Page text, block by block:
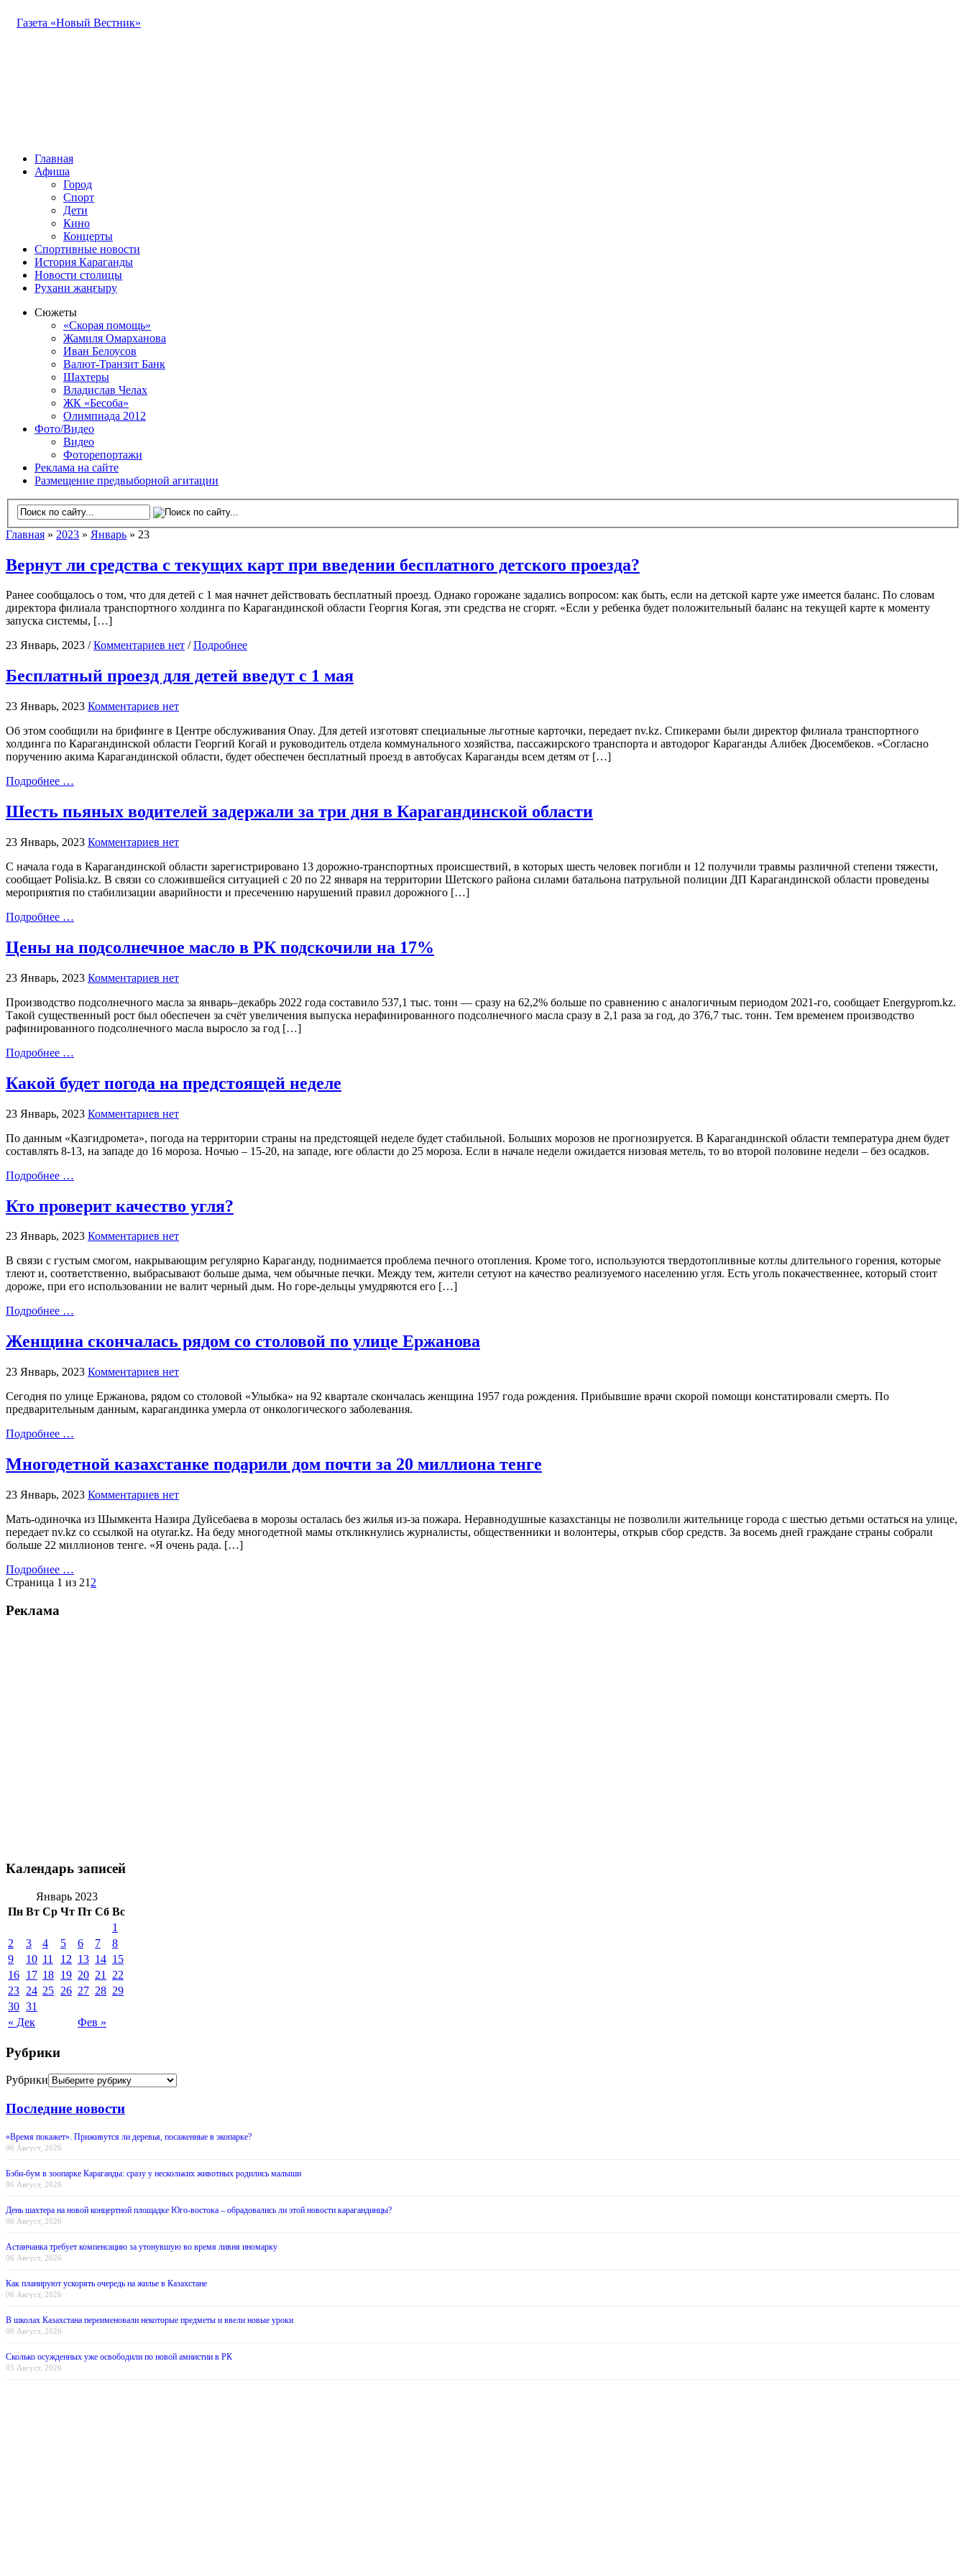
Газета «Новый Вестник»
Главная
Афиша
Город
Спорт
Дети
Кино
Концерты
Спортивные новости
История Караганды
Новости столицы
Рухани жаңғыру
Сюжеты
«Скорая помощь»
Жамиля Омарханова
Иван Белоусов
Валют-Транзит Банк
Шахтеры
Владислав Челах
ЖК «Бесоба»
Олимпиада 2012
Фото/Видео
Видео
Фоторепортажи
Реклама на сайте
Размещение предвыборной агитации
Главная » 2023 » Январь » 23
Вернут ли средства с текущих карт при введении бесплатного детского проезда?
Ранее сообщалось о том, что для детей с 1 мая начнет действовать бесплатный проезд. Однако горожане задались вопросом: как быть, если на детской карте уже имеется баланс. По словам
директора филиала транспортного холдинга по Карагандинской области Георгия Когая, эти средства не сгорят. «Если у ребенка будет положительный баланс на текущей карте к моменту
запуска системы, […]
23 Январь, 2023 /Комментариев нет /Подробнее
Бесплатный проезд для детей введут с 1 мая
23 Январь, 2023 Комментариев нет
Об этом сообщили на брифинге в Центре обслуживания Onay. Для детей изготовят специальные льготные карточки, передает nv.kz. Спикерами были директор филиала транспортного
холдинга по Карагандинской области Георгий Когай и руководитель отдела коммунального хозяйства, пассажирского транспорта и автодорог Караганды Алибек Дюсембеков. «Согласно
поручению акима Карагандинской области, будет обеспечен бесплатный проезд в автобусах Караганды всем детям от […]
Подробнее …
Шесть пьяных водителей задержали за три дня в Карагандинской области
23 Январь, 2023 Комментариев нет
С начала года в Карагандинской области зарегистрировано 13 дорожно-транспортных происшествий, в которых шесть человек погибли и 12 получили травмы различной степени тяжести,
сообщает Polisia.kz. В связи со сложившейся ситуацией с 20 по 22 января на территории Шетского района силами батальона патрульной полиции ДП Карагандинской области проведены
мероприятия по стабилизации аварийности и пресечению нарушений правил дорожного […]
Подробнее …
Цены на подсолнечное масло в РК подскочили на 17%
23 Январь, 2023 Комментариев нет
Производство подсолнечного масла за январь–декабрь 2022 года составило 537,1 тыс. тонн — сразу на 62,2% больше по сравнению с аналогичным периодом 2021-го, сообщает Еnergyprom.kz.
Такой существенный рост был обеспечен за счёт увеличения выпуска нерафинированного подсолнечного масла сразу в 2,1 раза за год, до 376,7 тыс. тонн. Тем временем производство
рафинированного подсолнечного масла выросло за год […]
Подробнее …
Какой будет погода на предстоящей неделе
23 Январь, 2023 Комментариев нет
По данным «Казгидромета», погода на территории страны на предстоящей неделе будет стабильной. Больших морозов не прогнозируется. В Карагандинской области температура днем будет
составлять 8-13, на западе до 16 мороза. Ночью – 15-20, на западе, юге области до 25 мороза. Если в начале недели ожидается низовая метель, то во второй половине недели – без осадков.
Подробнее …
Кто проверит качество угля?
23 Январь, 2023 Комментариев нет
В связи с густым смогом, накрывающим регулярно Караганду, поднимается проблема печного отопления. Кроме того, используются твердотопливные котлы длительного горения, которые
тлеют и, соответственно, выбрасывают больше дыма, чем обычные печки. Между тем, жители сетуют на качество реализуемого населению угля. Есть уголь покачественнее, который стоит
дороже, при его использовании не валит черный дым. Но горе-дельцы умудряются его […]
Подробнее …
Женщина скончалась рядом со столовой по улице Ержанова
23 Январь, 2023 Комментариев нет
Сегодня по улице Ержанова, рядом со столовой «Улыбка» на 92 квартале скончалась женщина 1957 года рождения. Прибывшие врачи скорой помощи констатировали смерть. По
предварительным данным, карагандинка умерла от онкологического заболевания.
Подробнее …
Многодетной казахстанке подарили дом почти за 20 миллиона тенге
23 Январь, 2023 Комментариев нет
Мать-одиночка из Шымкента Назира Дуйсебаева в морозы осталась без жилья из-за пожара. Неравнодушные казахстанцы не позволили жительнице города с шестью детьми остаться на улице,
передает nv.kz со ссылкой на otyrar.kz. На беду многодетной мамы откликнулись журналисты, общественники и волонтеры, открыв сбор средств. За восемь дней граждане страны собрали
больше 22 миллионов тенге. «Я очень рада. […]
Подробнее …
Страница 1 из 21 2
Реклама
Календарь записей
Январь 2023
Пн Вт Ср Чт Пт Сб Вс
« Дек Фев »
1
2
3 4 5 6 7
8
9
10 11 12 13 14 15
16 17 18 19 20 21
22
23 24 25 26 27 28 29
30 31
Рубрики
Рубрики
Последние новости
«Время покажет». Приживутся ли деревья, посаженные в экопарке?
06 Август, 2026
Бэби-бум в зоопарке Караганды: сразу у нескольких животных родились малыши
06 Август, 2026
День шахтера на новой концертной площадке Юго-востока – обрадовались ли этой новости карагандинцы?
06 Август, 2026
Астанчанка требует компенсацию за утонувшую во время ливня иномарку
06 Август, 2026
Как планируют ускорять очередь на жилье в Казахстане
06 Август, 2026
В школах Казахстана переименовали некоторые предметы и ввели новые уроки
06 Август, 2026
Сколько осужденных уже освободили по новой амнистии в РК
05 Август, 2026